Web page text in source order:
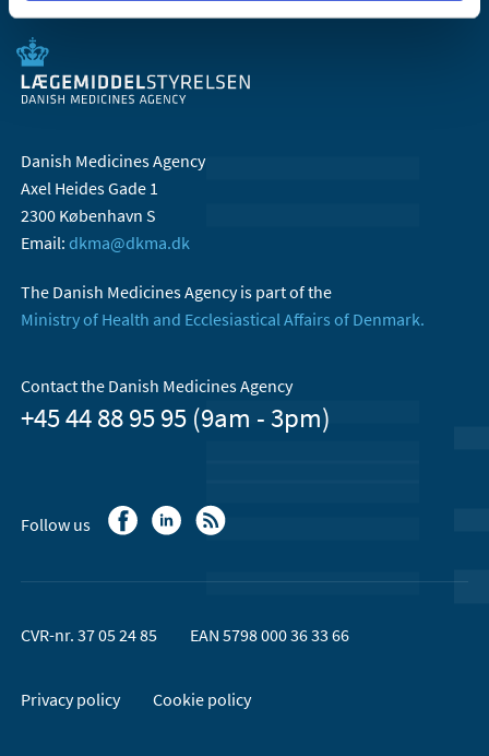
Danish Medicines Agency
Axel Heides Gade 1
2300 København S
Email: dkma@dkma.dk
The Danish Medicines Agency is part of the
Ministry of Health and Ecclesiastical Affairs of Denmark.
Contact the Danish Medicines Agency
+45 44 88 95 95 (9am - 3pm)
Follow us
CVR-nr. 37 05 24 85 EAN 5798 000 36 33 66
Privacy policy Cookie policy